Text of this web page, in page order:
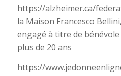
https://alzheimer.ca/
la Maison Francesco
engagé à titre de
plus de 20 ans
https://